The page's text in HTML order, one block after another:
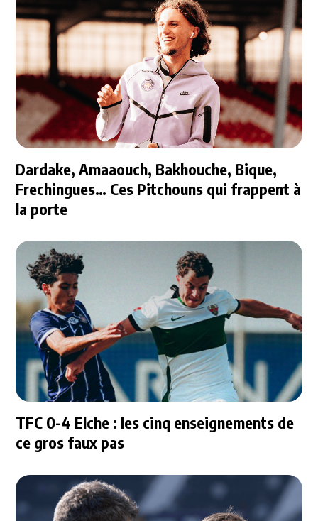
Dardake, Amaaouch, Bakhouche, Bique,
Frechingues… Ces Pitchouns qui frappent à
la porte
TFC 0-4 Elche : les cinq enseignements de
ce gros faux pas